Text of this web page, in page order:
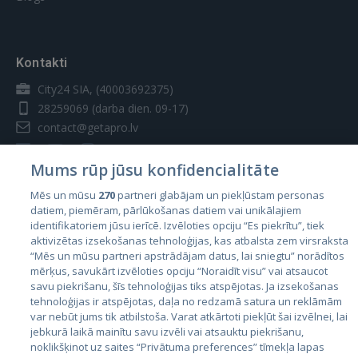
sekošanas tehnoloģijas šādiem mērķiem:
Veiktspējas sīkfaili
Šie sīkfaili ļauj mums saskaitīt
apmeklējumus un datplūsmas avotus, lai
mēs varētu novērtēt un uzlabot mūsu
vietnes veiktspēju. Šie sīkfaili palīdz mums
uzzināt, kuras lapas ir vispopulārākās un
kuras — visretāk apmeklētās, kā arī izzināt
to, kā apmeklētāji pārvietojas mūsu vietnē.
Visa sīkfailu savāktā informācija ir
sakopota, tāpēc tā ir anonīma. Ja
nepiekritīsiet šo sīkfailu izmantošanai, mēs
nezināsim, kad jūs apmeklējāt mūsu vietni.
Veiktspējas
sīkfaili
getapro.lv
periodā par abonementa maksu.
Regulējošā likumdošana un jurisdikcija
Šie Lietošanas noteikumi tiek regulēti un
interpretēti atbilstoši Latvijas Republikas
likumdošanai. Strīdi, kas rodas saistībā ar šiem
Lietošanas noteikumiem tiks izskatīti tikai
Latvijas Republikas tiesu jurisdikcijā.
Izmaiņas
GetaPro patur tiesības mainīt vai atjaunot šos
Lietošanas noteikumus jebkurā laikā un pēc
saviem ieskatiem, bez jebkādiem Lietotāju
Kontakti
City24 SIA, (40003692375)
28259069 (darba dien. 09-17)
contact@getapro.lv
Valstis
Igaunija
Latvija
Lietuva
Mums rūp jūsu konfidencialitāte
Mēs un mūsu 270partneri glabājam un piekļūstam personas
datiem, piemēram, pārlūkošanas datiem vai unikālajiem
identifikatoriem jūsu ierīcē. Izvēloties opciju “Es piekrītu”, tiek
aktivizētas izsekošanas tehnoloģijas, kas atbalsta zem virsraksta
“Mēs un mūsu partneri apstrādājam datus, lai sniegtu” norādītos
mērķus, savukārt izvēloties opciju “Noraidīt visu” vai atsaucot
savu piekrišanu, šīs tehnoloģijas tiks atspējotas. Ja izsekošanas
tehnoloģijas ir atspējotas, daļa no redzamā satura un reklāmām
var nebūt jums tik atbilstoša. Varat atkārtoti piekļūt šai izvēlnei, lai
jebkurā laikā mainītu savu izvēli vai atsauktu piekrišanu,
noklikšķinot uz saites “Privātuma preferences” tīmekļa lapas